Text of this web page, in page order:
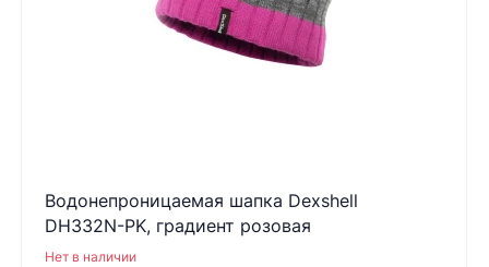
Водонепроницаемая шапка Dexshell
DH332N-PK, градиент розовая
Нет в наличии